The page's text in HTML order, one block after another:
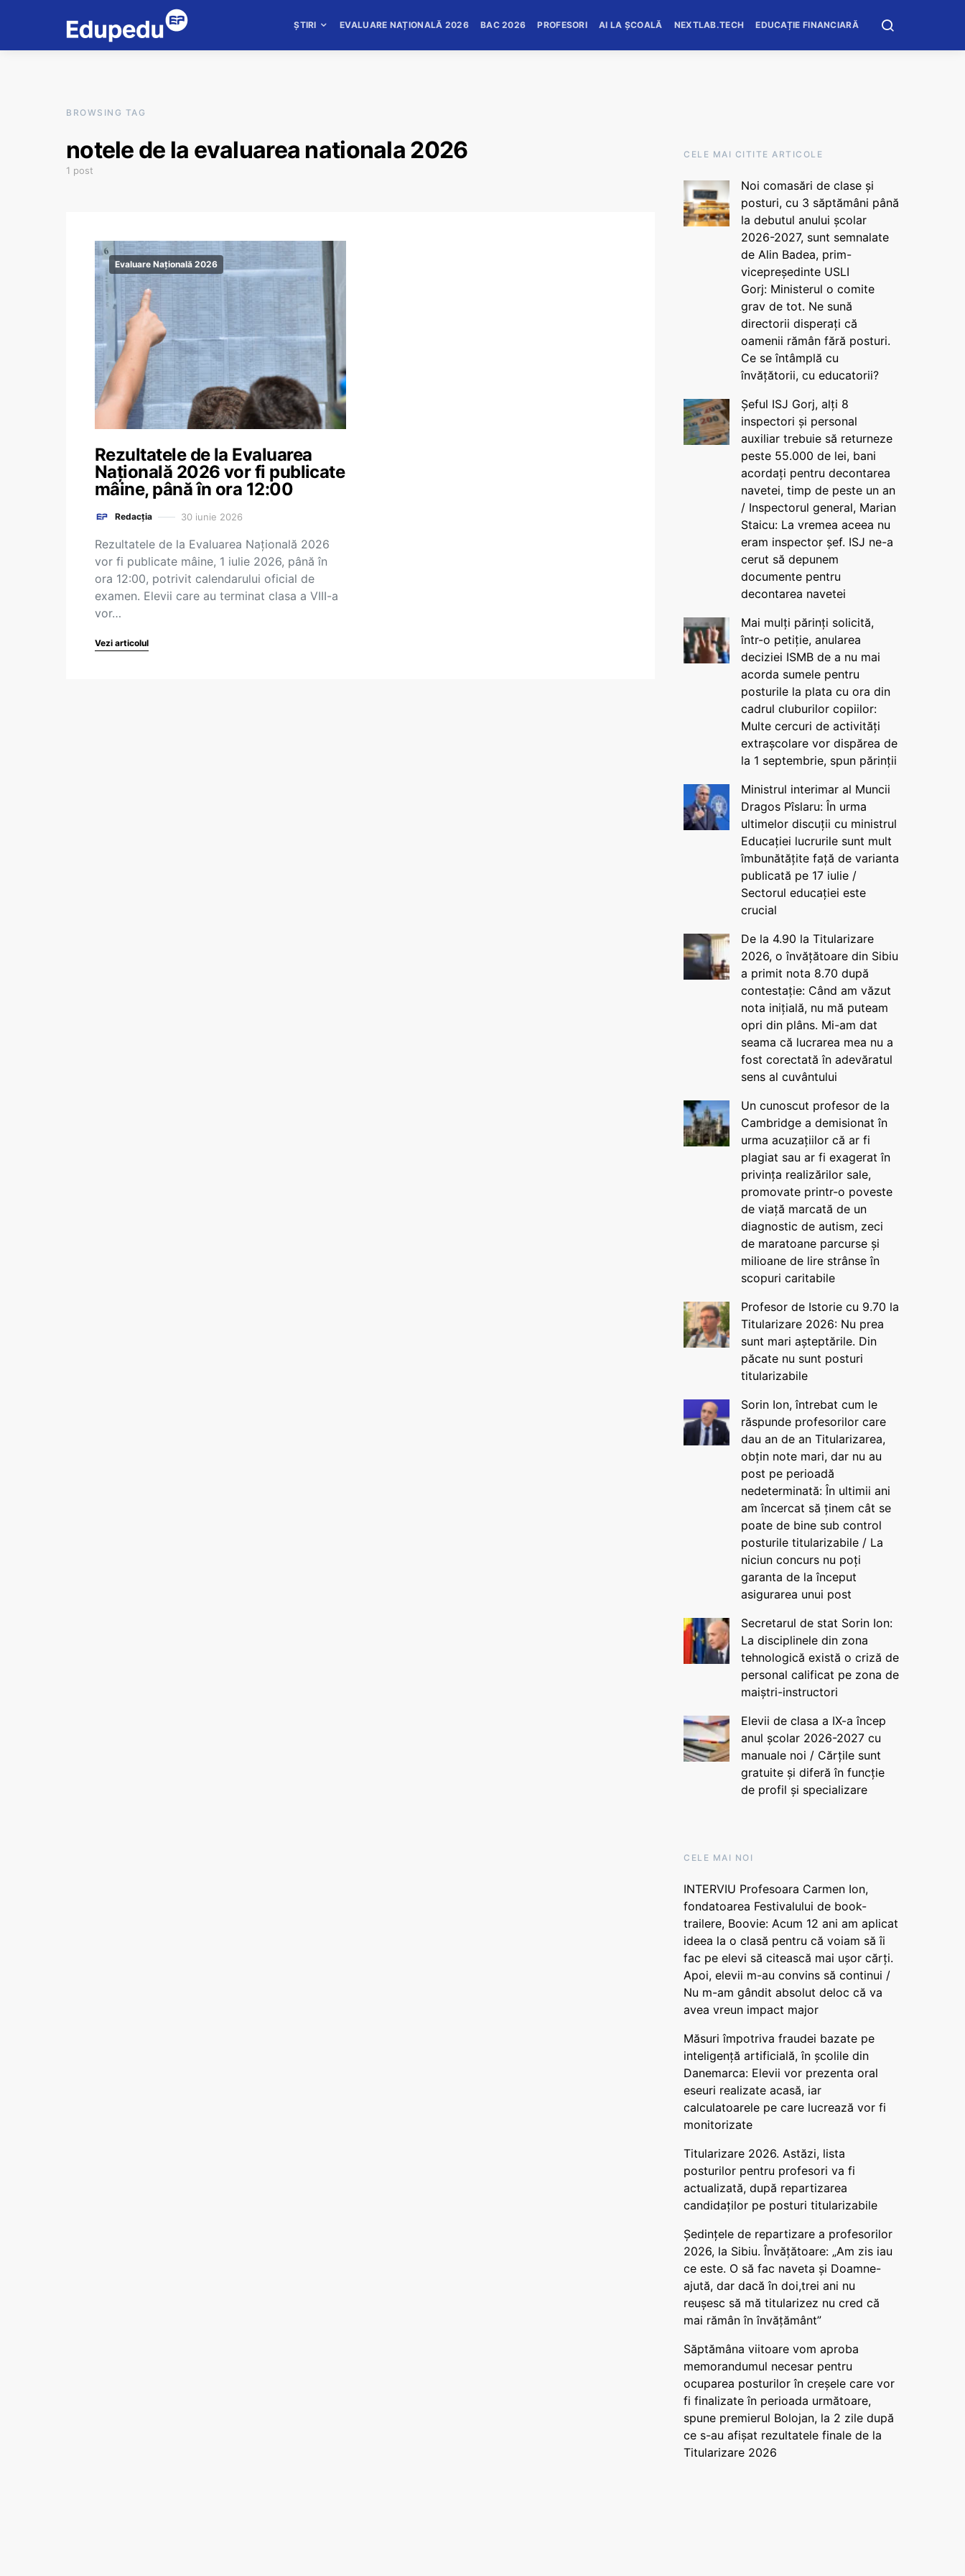
ȘTIRI EVALUARE NAȚIONALĂ 2026 BAC 2026 PROFESORI AI LA ȘCOALĂ NEXTLAB.TECH EDUCAȚIE FINANCIARĂ
BROWSING TAG
notele de la evaluarea nationala 2026
1 post
Evaluare Națională 2026
Rezultatele de la Evaluarea
Națională 2026 vor fi publicate
mâine, până în ora 12:00
Redacția 30 iunie 2026
Rezultatele de la Evaluarea Națională 2026
vor fi publicate mâine, 1 iulie 2026, până în
ora 12:00, potrivit calendarului oficial de
examen. Elevii care au terminat clasa a VIII-a
vor…
Vezi articolul
CELE MAI CITITE ARTICOLE
Noi comasări de clase și
posturi, cu 3 săptămâni până
la debutul anului școlar
2026-2027, sunt semnalate
de Alin Badea, prim-
vicepreședinte USLI
Gorj: Ministerul o comite
grav de tot. Ne sună
directorii disperați că
oamenii rămân fără posturi.
Ce se întâmplă cu
învățătorii, cu educatorii?
Șeful ISJ Gorj, alți 8
inspectori și personal
auxiliar trebuie să returneze
peste 55.000 de lei, bani
acordați pentru decontarea
navetei, timp de peste un an
/ Inspectorul general, Marian
Staicu: La vremea aceea nu
eram inspector șef. ISJ ne-a
cerut să depunem
documente pentru
decontarea navetei
Mai mulți părinți solicită,
într-o petiție, anularea
deciziei ISMB de a nu mai
acorda sumele pentru
posturile la plata cu ora din
cadrul cluburilor copiilor:
Multe cercuri de activități
extrașcolare vor dispărea de
la 1 septembrie, spun părinții
Ministrul interimar al Muncii
Dragos Pîslaru: În urma
ultimelor discuții cu ministrul
Educației lucrurile sunt mult
îmbunătățite față de varianta
publicată pe 17 iulie /
Sectorul educației este
crucial
De la 4.90 la Titularizare
2026, o învățătoare din Sibiu
a primit nota 8.70 după
contestație: Când am văzut
nota inițială, nu mă puteam
opri din plâns. Mi-am dat
seama că lucrarea mea nu a
fost corectată în adevăratul
sens al cuvântului
Un cunoscut profesor de la
Cambridge a demisionat în
urma acuzațiilor că ar fi
plagiat sau ar fi exagerat în
privința realizărilor sale,
promovate printr-o poveste
de viață marcată de un
diagnostic de autism, zeci
de maratoane parcurse și
milioane de lire strânse în
scopuri caritabile
Profesor de Istorie cu 9.70 la
Titularizare 2026: Nu prea
sunt mari așteptările. Din
păcate nu sunt posturi
titularizabile
Sorin Ion, întrebat cum le
răspunde profesorilor care
dau an de an Titularizarea,
obțin note mari, dar nu au
post pe perioadă
nedeterminată: În ultimii ani
am încercat să ținem cât se
poate de bine sub control
posturile titularizabile / La
niciun concurs nu poți
garanta de la început
asigurarea unui post
Secretarul de stat Sorin Ion:
La disciplinele din zona
tehnologică există o criză de
personal calificat pe zona de
maiștri-instructori
Elevii de clasa a IX-a încep
anul școlar 2026-2027 cu
manuale noi / Cărțile sunt
gratuite și diferă în funcție
de profil și specializare
CELE MAI NOI
INTERVIU Profesoara Carmen Ion,
fondatoarea Festivalului de book-
trailere, Boovie: Acum 12 ani am aplicat
ideea la o clasă pentru că voiam să îi
fac pe elevi să citească mai ușor cărți.
Apoi, elevii m-au convins să continui /
Nu m-am gândit absolut deloc că va
avea vreun impact major
Măsuri împotriva fraudei bazate pe
inteligență artificială, în școlile din
Danemarca: Elevii vor prezenta oral
eseuri realizate acasă, iar
calculatoarele pe care lucrează vor fi
monitorizate
Titularizare 2026. Astăzi, lista
posturilor pentru profesori va fi
actualizată, după repartizarea
candidaților pe posturi titularizabile
Ședințele de repartizare a profesorilor
2026, la Sibiu. Învățătoare: „Am zis iau
ce este. O să fac naveta și Doamne-
ajută, dar dacă în doi,trei ani nu
reușesc să mă titularizez nu cred că
mai rămân în învățământ”
Săptămâna viitoare vom aproba
memorandumul necesar pentru
ocuparea posturilor în creșele care vor
fi finalizate în perioada următoare,
spune premierul Bolojan, la 2 zile după
ce s-au afișat rezultatele finale de la
Titularizare 2026